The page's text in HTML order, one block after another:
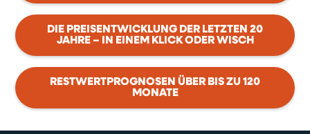
DIE PREISENTWICKLUNG DER LETZTEN 20
JAHRE – IN EINEM KLICK ODER WISCH
RESTWERTPROGNOSEN ÜBER BIS ZU 120
MONATE